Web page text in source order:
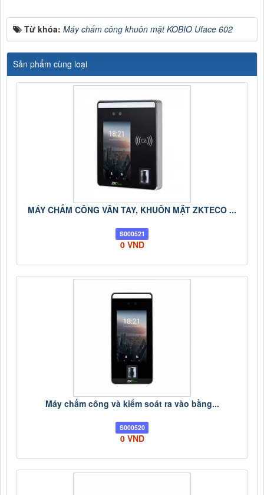
Từ khóa: Máy chấm công khuôn mặt KOBIO Uface 602
Sản phẩm cùng loại
MÁY CHẤM CÔNG VÂN TAY, KHUÔN MẶT ZKTECO ...
S000521
0 VND
Máy chấm công và kiểm soát ra vào bằng...
S000520
0 VND